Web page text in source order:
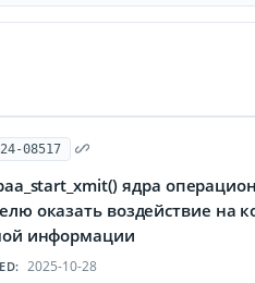
08517
ядра
оказать воздействие на
информации
2025-10-28